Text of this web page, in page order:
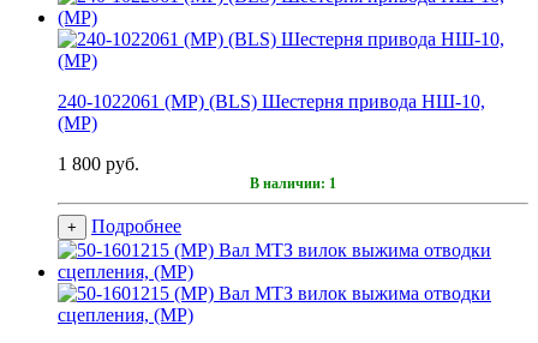
240-1022061 (MP) (BLS) Шестерня привода НШ-10,
(МР)
1 800 руб.
В наличии: 1
+ Подробнее